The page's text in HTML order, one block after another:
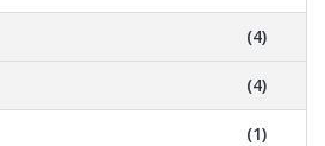
(4)
(4)
(1)